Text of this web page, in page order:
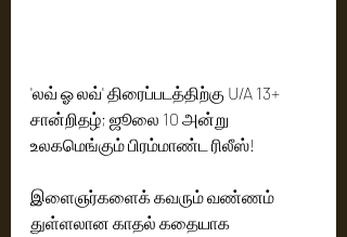
'லவ் ஓ லவ்' திரைப்படத்திற்கு U/A 13+
சான்றிதழ்; ஜூலை 10 அன்று
உலகமெங்கும் பிரம்மாண்ட ரிலீஸ்!
இளைஞர்களைக் கவரும் வண்ணம்
துள்ளலான காதல் கதையாக